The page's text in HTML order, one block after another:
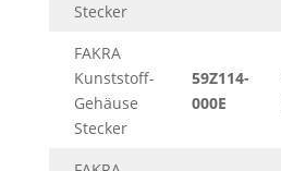
Stecker
FAKRA
Kunststoff-
Gehäuse
Stecker
59Z114-
000E